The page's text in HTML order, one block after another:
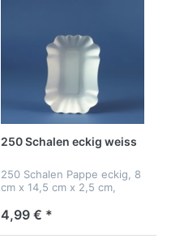
250 Schalen eckig weiss
250 Schalen Pappe eckig, 8
cm x 14,5 cm x 2,5 cm,
4,99 € *